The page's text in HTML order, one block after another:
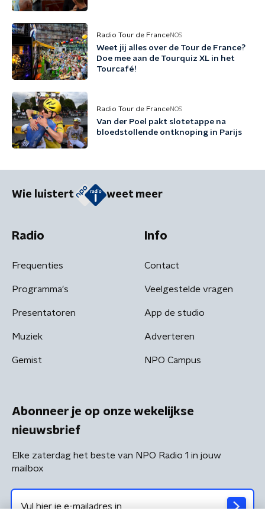
Radio Tour de FranceNOS
Weet jij alles over de Tour de France?
Doe mee aan de Tourquiz XL in het
Tourcafé!
Radio Tour de FranceNOS
Van der Poel pakt slotetappe na
bloedstollende ontknoping in Parijs
Wie luistert weet meer
Radio
Frequenties
Programma's
Presentatoren
Muziek
Gemist
Info
Contact
Veelgestelde vragen
App de studio
Adverteren
NPO Campus
Abonneer je op onze wekelijkse
nieuwsbrief
Elke zaterdag het beste van NPO Radio 1 in jouw
mailbox